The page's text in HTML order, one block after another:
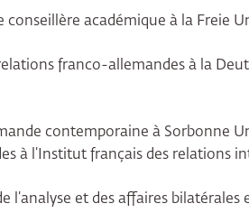
académique à la Freie
franco-allemandes à la
contemporaine à Sorbonne
à l’Institut français des relations
l’analyse et des affaires bilatérales